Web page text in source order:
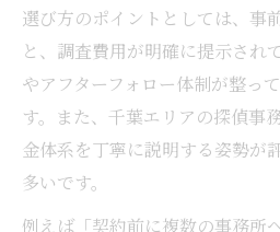
浮気調査依頼前に知
女性目線で考える浮
選び方のポイントとしては、事
と、調査費用が明確に提示され
やアフターフォロー体制が整っ
す。また、千葉エリアの探偵事
金体系を丁寧に説明する姿勢が
多いです。
例えば「契約前に複数の事務所